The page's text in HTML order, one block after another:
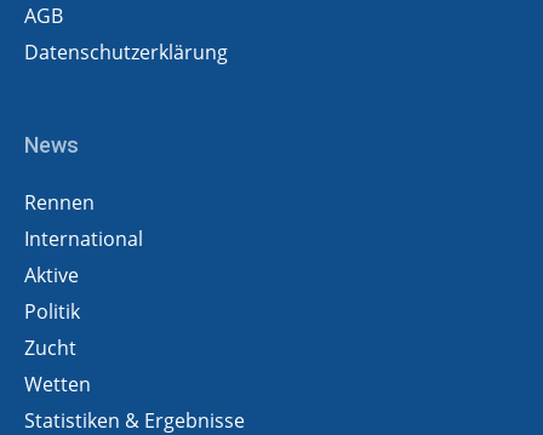
AGB
Datenschutzerklärung
News
Rennen
International
Aktive
Politik
Zucht
Wetten
Statistiken & Ergebnisse